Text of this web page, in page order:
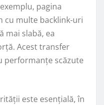
pagina
cu multe backlink-uri
mai slabă, ea
Acest transfer
performanțe scăzute
este esențială, în